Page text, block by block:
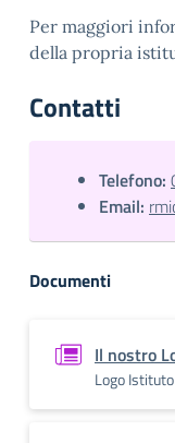
Per maggiori
della propria
Contatti
Telefono:
Email:
Documenti
Il nostro
Logo